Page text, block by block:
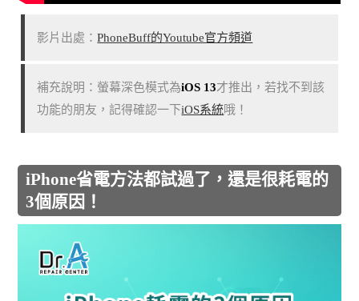
影片出處：PhoneBuff的Youtube官方頻道
補充說明：螢幕深色模式為iOS 13才推出，若找不到該
功能的朋友，記得確認一下iOS系統哦！
iPhone省電方法都試過了，還是很耗電的
3個原因！